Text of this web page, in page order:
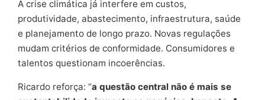
A crise climática já interfere em custos,
produtividade, abastecimento, infraestrutura, saúde
e planejamento de longo prazo. Novas regulações
mudam critérios de conformidade. Consumidores e
talentos questionam incoerências.
Ricardo reforça: “a questão central não é mais se